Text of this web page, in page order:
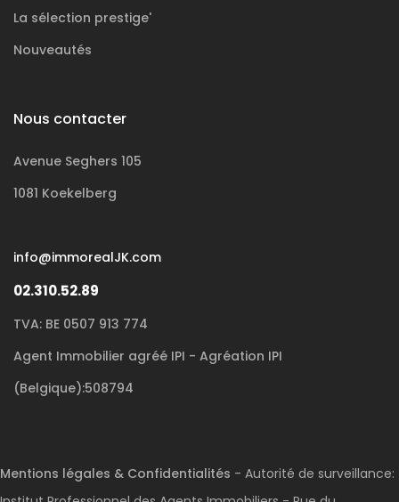
La sélection prestige'
Nouveautés
Nous contacter
Avenue Seghers 105
1081 Koekelberg
info@immorealJK.com
02.310.52.89
TVA: BE 0507 913 774
Agent Immobilier agréé IPI - Agréation IPI
(Belgique):508794
Mentions légales & Confidentialités - Autorité de surveillance: